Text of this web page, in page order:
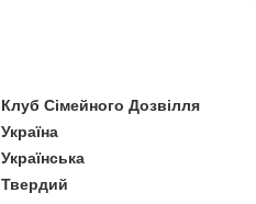
Клуб Сімейного Дозвілля
Україна
Українська
Твердий